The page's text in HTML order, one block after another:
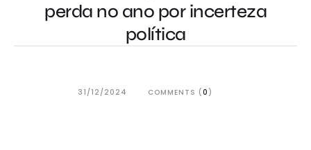
perda no ano por incerteza
política
31/12/2024 COMMENTS (0 )